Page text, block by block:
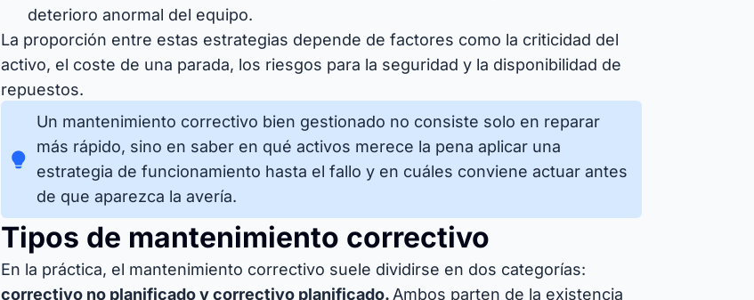
deterioro anormal del equipo.
La proporción entre estas estrategias depende de factores como la criticidad del
activo, el coste de una parada, los riesgos para la seguridad y la disponibilidad de
repuestos.
Un mantenimiento correctivo bien gestionado no consiste solo en reparar
más rápido, sino en saber en qué activos merece la pena aplicar una
estrategia de funcionamiento hasta el fallo y en cuáles conviene actuar antes
de que aparezca la avería.
Tipos de mantenimiento correctivo
En la práctica, el mantenimiento correctivo suele dividirse en dos categorías:
correctivo no planificado y correctivo planificado. Ambos parten de la existencia